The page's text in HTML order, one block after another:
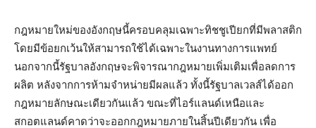
กฎหมายใหม่ของอังกฤษนี้ครอบคลุมเฉพาะทิชชูเปียกที่มีพลาสติก
โดยมีข้อยกเว้นให้สามารถใช้ได้เฉพาะในงานทางการแพทย์
นอกจากนี้รัฐบาลอังกฤษจะพิจารณากฎหมายเพิ่มเติมเพื่อลดการ
ผลิต หลังจากการห้ามจำหน่ายมีผลแล้ว ทั้งนี้รัฐบาลเวลส์ได้ออก
กฎหมายลักษณะเดียวกันแล้ว ขณะที่ไอร์แลนด์เหนือและ
สกอตแลนด์คาดว่าจะออกกฎหมายภายในสิ้นปีเดียวกัน เพื่อ